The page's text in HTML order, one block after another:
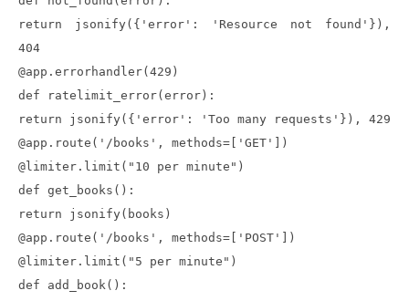
return jsonify({'error': 'Resource not found'}),
404
@app.errorhandler(429)
def ratelimit_error(error):
return jsonify({'error': 'Too many requests'}), 429
@app.route('/books', methods=['GET'])
@limiter.limit("10 per minute")
def get_books():
return jsonify(books)
@app.route('/books', methods=['POST'])
@limiter.limit("5 per minute")
def add_book():